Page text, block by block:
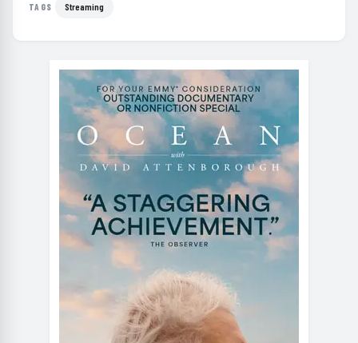
TAGS Streaming